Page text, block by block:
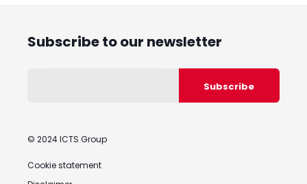
Subscribe to our newsletter
© 2024 ICTS Group
Cookie statement